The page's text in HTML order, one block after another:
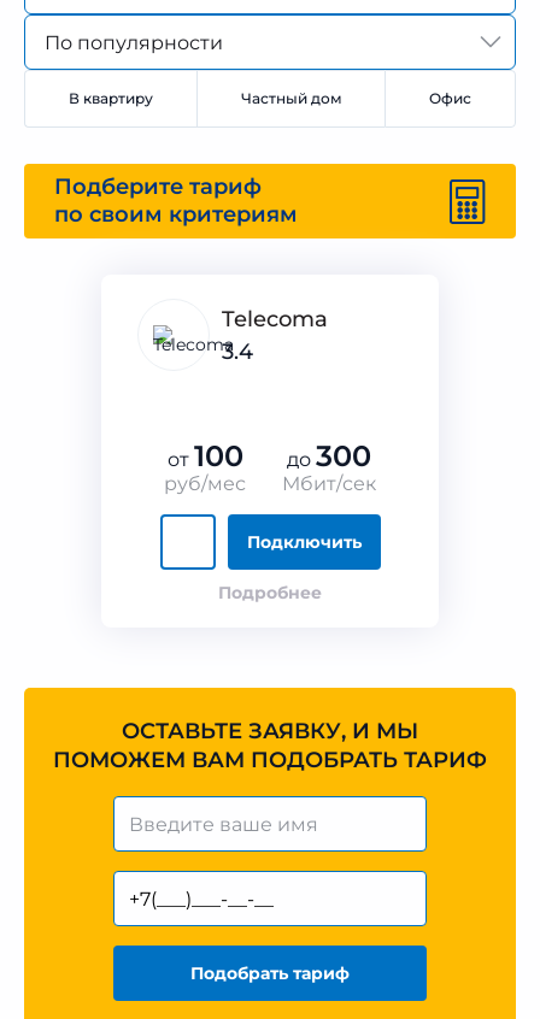
По популярности
В квартиру Частный дом Офис
Подберите тариф
по своим критериям
Telecoma
3.4
от 100
руб/мес
до 300
Мбит/сек
Подключить
Подробнее
ОСТАВЬТЕ ЗАЯВКУ, И МЫ
ПОМОЖЕМ ВАМ ПОДОБРАТЬ ТАРИФ
Подобрать тариф